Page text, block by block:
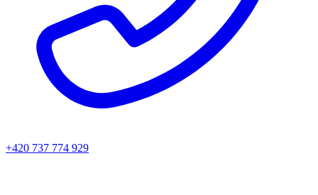
+420 737 774 929